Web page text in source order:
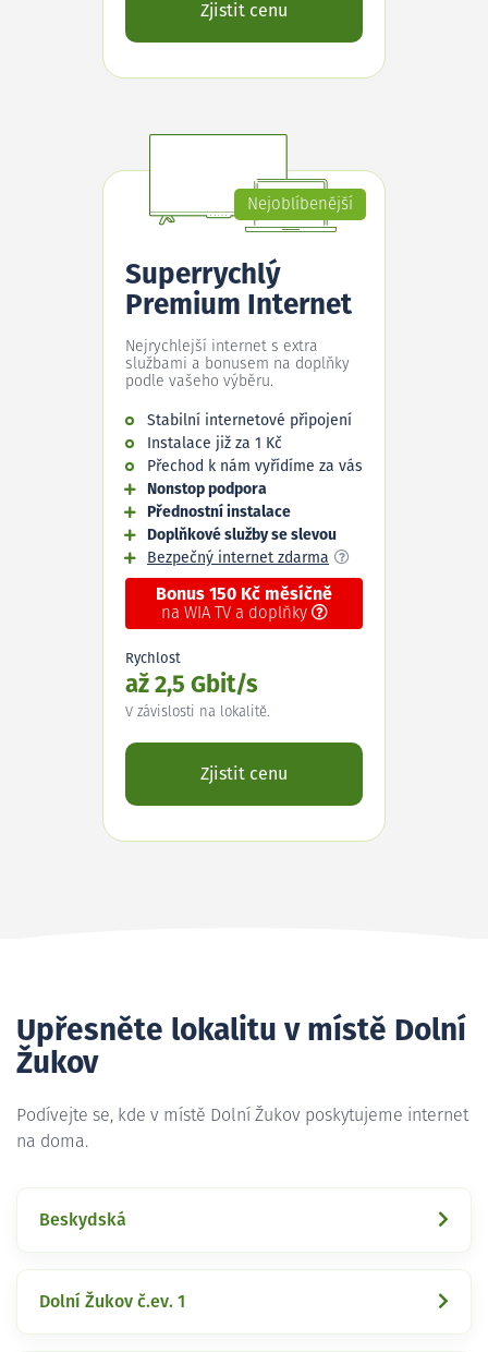
Zjistit cenu
Nejoblíbenější
Superrychlý
Premium Internet
Nejrychlejší internet s extra
službami a bonusem na doplňky
podle vašeho výběru.
Stabilní internetové připojení
Instalace již za 1 Kč
Přechod k nám vyřídíme za vás
Nonstop podpora
Přednostní instalace
Doplňkové služby se slevou
Bezpečný internet zdarma
Bonus 150 Kč měsíčně
na WIA TV a doplňky
Rychlost
až 2,5 Gbit/s
V závislosti na lokalitě.
Zjistit cenu
Upřesněte lokalitu v místě Dolní
Žukov
Podívejte se, kde v místě Dolní Žukov poskytujeme internet
na doma.
Beskydská
Dolní Žukov č.ev. 1